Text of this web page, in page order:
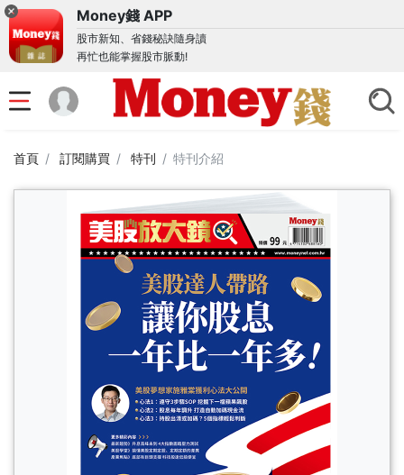
Money錢 APP
股市新知、省錢秘訣隨身讀
再忙也能掌握股市脈動!
首頁 訂閱購買 特刊 特刊介紹